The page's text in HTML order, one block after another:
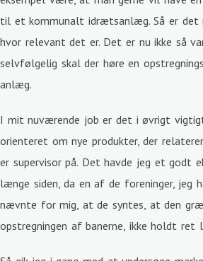
til et kommunalt idrætsanlæg. Så er det
hvor relevant det er. Det er nu ikke så
selvfølgelig skal der høre en
anlæg.
I mit nuværende job er det i øvrigt
orienteret om nye produkter, der
er supervisor på. Det havde jeg et godt
længe siden, da en af de foreninger, jeg
nævnte for mig, at de syntes, at den
opstregningen af banerne, ikke holdt ret